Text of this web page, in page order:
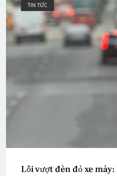
TIN TỨC
Lỗi vượt đèn đỏ xe